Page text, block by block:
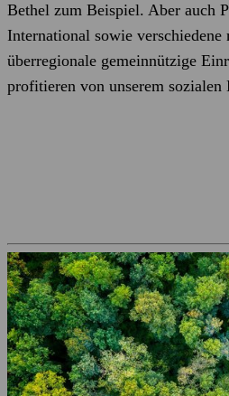
Bethel zum Beispiel. Aber auch
International sowie verschiedene
überregionale gemeinnützige
profitieren von unserem sozialen